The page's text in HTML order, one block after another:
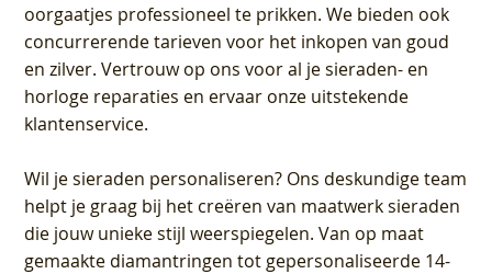
oorgaatjes professioneel te prikken. We bieden ook
concurrerende tarieven voor het inkopen van goud
en zilver. Vertrouw op ons voor al je sieraden- en
horloge reparaties en ervaar onze uitstekende
klantenservice.
Wil je sieraden personaliseren? Ons deskundige team
helpt je graag bij het creëren van maatwerk sieraden
die jouw unieke stijl weerspiegelen. Van op maat
gemaakte diamantringen tot gepersonaliseerde 14-